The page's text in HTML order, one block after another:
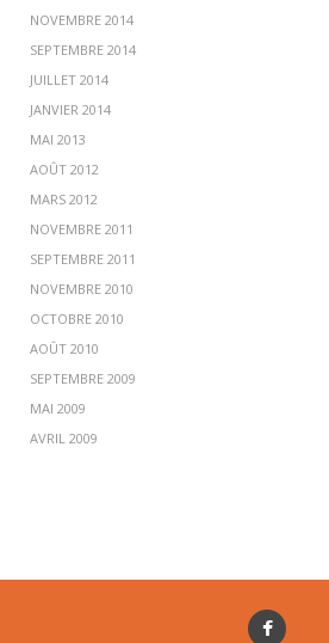
NOVEMBRE 2014
SEPTEMBRE 2014
JUILLET 2014
JANVIER 2014
MAI 2013
AOÛT 2012
MARS 2012
NOVEMBRE 2011
SEPTEMBRE 2011
NOVEMBRE 2010
OCTOBRE 2010
AOÛT 2010
SEPTEMBRE 2009
MAI 2009
AVRIL 2009